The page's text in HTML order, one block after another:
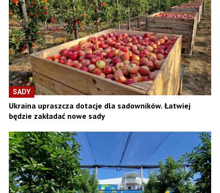
SADY
Ukraina upraszcza dotacje dla sadowników. Łatwiej
będzie zakładać nowe sady